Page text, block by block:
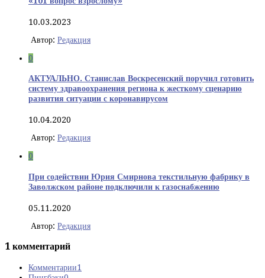
10.03.2023
Автор: Редакция
0
АКТУАЛЬНО. Станислав Воскресенский поручил готовить
систему здравоохранения региона к жесткому сценарию
развития ситуации с коронавирусом
10.04.2020
Автор: Редакция
0
При содействии Юрия Смирнова текстильную фабрику в
Заволжском районе подключили к газоснабжению
05.11.2020
Автор: Редакция
1 комментарий
Комментарии1